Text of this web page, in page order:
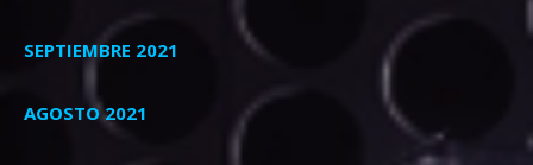
SEPTIEMBRE 2021
AGOSTO 2021